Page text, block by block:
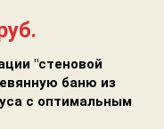
"стеновой
баню из
с оптимальным